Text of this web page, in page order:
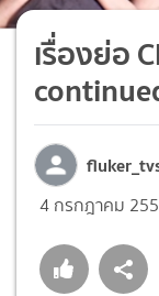
เรื่องย่อ
4 กรกฎาคม